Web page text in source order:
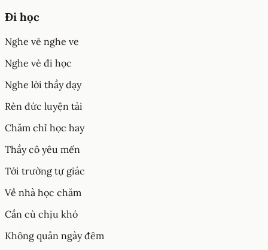
Đi học
Nghe vẻ nghe ve
Nghe vè đi học
Nghe lời thầy dạy
Rèn đức luyện tài
Chăm chỉ học hay
Thầy cô yêu mến
Tới trường tự giác
Về nhà học chăm
Cần cù chịu khó
Không quản ngày đêm